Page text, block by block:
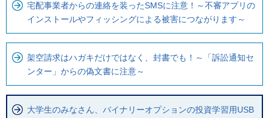
宅配事業者からの連絡を装ったSMSに注意！～不審アプリの
インストールやフィッシングによる被害につながります～
架空請求はハガキだけではなく、封書でも！～「訴訟通知セ
ンター」からの偽文書に注意～
大学生のみなさん、バイナリーオプションの投資学習用USB